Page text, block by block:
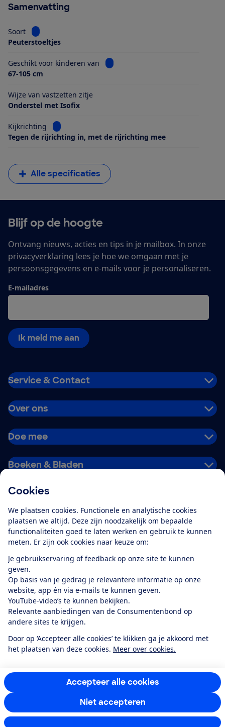
Cookies
We plaatsen cookies. Functionele en analytische cookies
plaatsen we altijd. Deze zijn noodzakelijk om bepaalde
functionaliteiten goed te laten werken en gebruik te kunnen
meten. Er zijn ook cookies naar keuze om:
Je gebruikservaring of feedback op onze site te kunnen
geven.
Op basis van je gedrag je relevantere informatie op onze
website, app én via e-mails te kunnen geven.
YouTube-video’s te kunnen bekijken.
Relevante aanbiedingen van de Consumentenbond op
andere sites te krijgen.
Door op ‘Accepteer alle cookies’ te klikken ga je akkoord met
het plaatsen van deze cookies. Meer over cookies.
Accepteer alle cookies
Niet accepteren
Samenvatting
Soort
Bekijk informatie voor Soort
Peuterstoeltjes
Geschikt voor kinderen van
Bekijk informatie voor Geschikt
67-105 cm
Wijze van vastzetten zitje
Onderstel met Isofix
Kijkrichting
Bekijk informatie voor Kijkrichting
Tegen de rijrichting in, met de rijrichting mee
Alle specificaties
Blijf op de hoogte
Ontvang nieuws, acties en tips in je mailbox. In onze
privacyverklaring lees je hoe we omgaan met je
persoonsgegevens en e-mails voor je personaliseren.
E-mailadres
Ik meld me aan
Service & Contact
Over ons
Doe mee
Boeken & Bladen
Alles over de
app
Algemene Voorwaarden
Privacyverklaring
Cookiebeleid
Privacyvoorkeuren
Toegankelijkheid
RSS-feed nieuws
Facebook
TwitterInstagram
YoutubeLinkedIn
12.901consumentenbeoordelen de Consumentenbondmet gemiddeld